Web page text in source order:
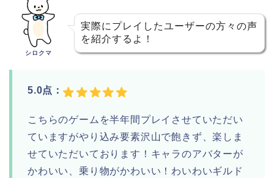
シロクマ
実際にプレイしたユーザーの方々の声
を紹介するよ！
5.0点：
こちらのゲームを半年間プレイさせていただい
ていますがやり込み要素沢山で飽きず、楽しま
せていただいております！キャラのアバターが
かわいい、乗り物がかわいい！わいわいギルド